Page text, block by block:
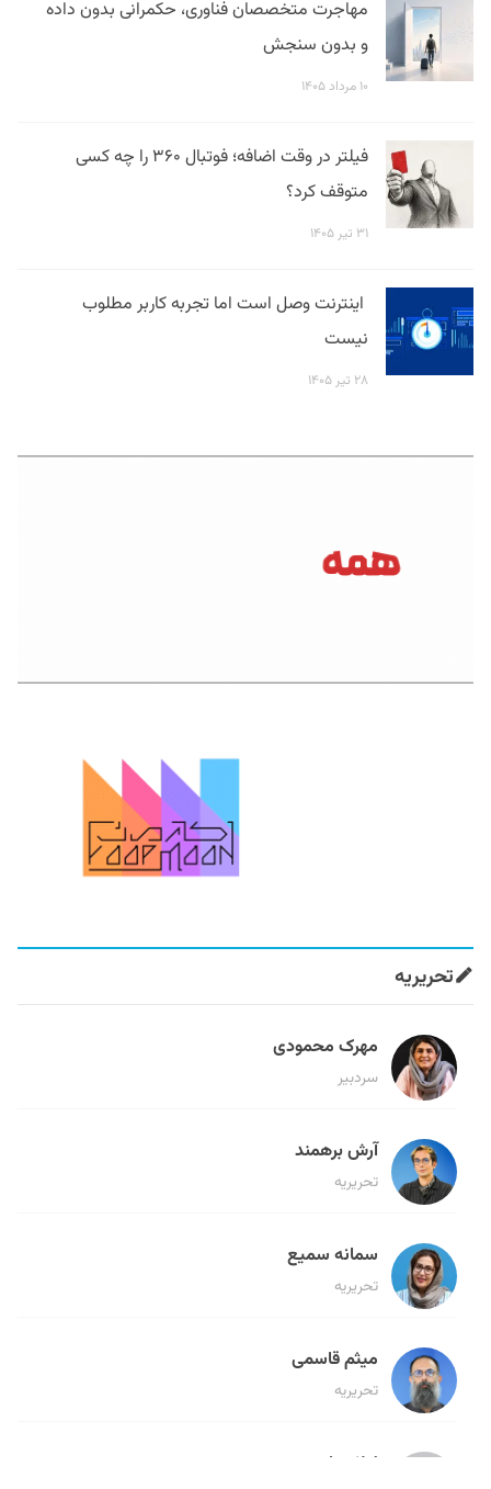
مهاجرت متخصصان فناوری، حکمرانی بدون داده
و بدون سنجش
۱۰ مرداد ۱۴۰۵
فیلتر در وقت اضافه؛ فوتبال ۳۶۰ را چه کسی
متوقف کرد؟
۳۱ تیر ۱۴۰۵
اینترنت وصل است اما تجربه کاربر مطلوب
نیست
۲۸ تیر ۱۴۰۵
تحریریه
مهرک محمودی
سردبیر
آرش برهمند
تحریریه
سمانه سمیع
تحریریه
میثم قاسمی
تحریریه
لیلا حنارود